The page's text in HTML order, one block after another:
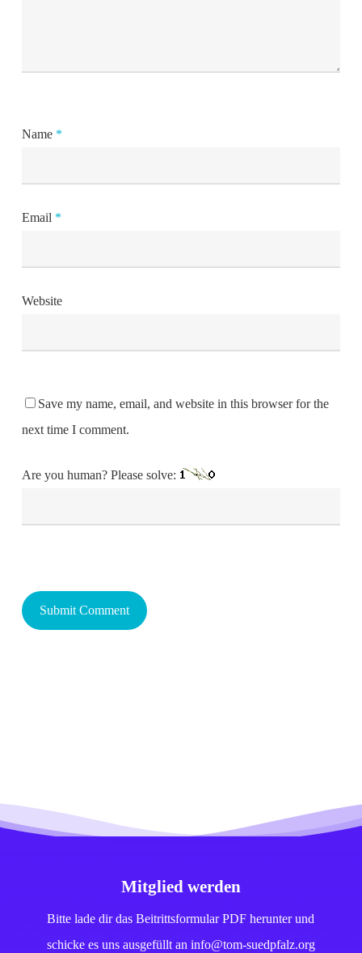
Name *
Email *
Website
Save my name, email, and website in this browser for the
next time I comment.
Are you human? Please solve:
Mitglied werden
Bitte lade dir das Beitrittsformular PDF herunter und
schicke es uns ausgefüllt an info@tom-suedpfalz.org